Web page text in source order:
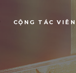
CỘNG TÁC VIÊN